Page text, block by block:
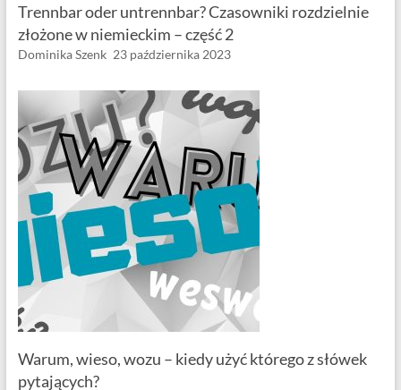
Trennbar oder untrennbar? Czasowniki rozdzielnie
złożone w niemieckim – część 2
Dominika Szenk 23 października 2023
Warum, wieso, wozu – kiedy użyć którego z słówek
pytających?